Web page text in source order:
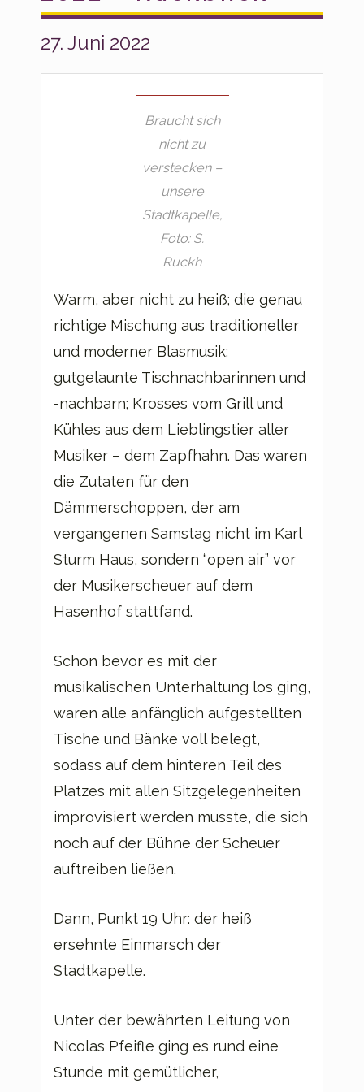
27. Juni 2022
Braucht sich
nicht zu
verstecken –
unsere
Stadtkapelle,
Foto: S.
Ruckh
Warm, aber nicht zu heiß; die genau
richtige Mischung aus traditioneller
und moderner Blasmusik;
gutgelaunte Tischnachbarinnen und
-nachbarn; Krosses vom Grill und
Kühles aus dem Lieblingstier aller
Musiker – dem Zapfhahn. Das waren
die Zutaten für den
Dämmerschoppen, der am
vergangenen Samstag nicht im Karl
Sturm Haus, sondern “open air” vor
der Musikerscheuer auf dem
Hasenhof stattfand.
Schon bevor es mit der
musikalischen Unterhaltung los ging,
waren alle anfänglich aufgestellten
Tische und Bänke voll belegt,
sodass auf dem hinteren Teil des
Platzes mit allen Sitzgelegenheiten
improvisiert werden musste, die sich
noch auf der Bühne der Scheuer
auftreiben ließen.
Dann, Punkt 19 Uhr: der heiß
ersehnte Einmarsch der
Stadtkapelle.
Unter der bewährten Leitung von
Nicolas Pfeifle ging es rund eine
Stunde mit gemütlicher,